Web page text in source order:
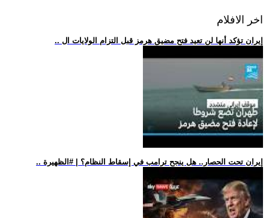
اخر الافلام
.. إيران تؤكد أنها لن تعيد فتح مضيق هرمز قبل التزام الولايات ال
.. إيران تحت الحصار.. هل ينجح ترامب في إسقاط النظام؟ | #الظهيرة